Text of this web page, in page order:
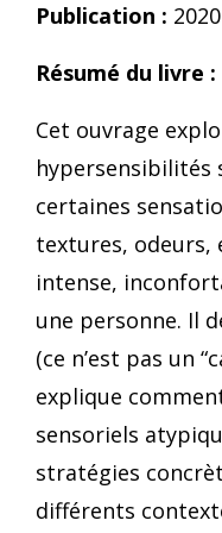
Publication : 2020
Résumé du livre :
Cet ouvrage
hypersensibilités
certaines
textures, odeurs,
intense,
une personne. Il
(ce n’est pas un
explique
sensoriels
stratégies
différents